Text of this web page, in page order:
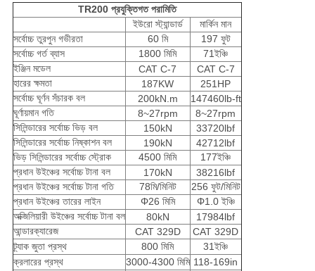
TR200 প্রযুক্তিগত পরামিতি
ইউরো স্ট্যান্ডার্ড
মার্কিন মান
সর্বোচ্চ তুরপুন গভীরতা
60 মি
197 ফুট
সর্বোচ্চ গর্ত ব্যাস
1800 মিমি
71ইঞ্চি
ইঞ্জিন মডেল
CAT C-7
CAT C-7
হারের ক্ষমতা
187KW
251HP
সর্বোচ্চ ঘূর্ণন সঁচারক বল
200kN.m
147460lb-ft
ঘূর্ণায়মান গতি
8~27rpm
8~27rpm
সিলিন্ডারের সর্বোচ্চ ভিড় বল
150kN
33720lbf
সিলিন্ডারের সর্বোচ্চ নিষ্কাশন বল
190kN
42712lbf
ভিড় সিলিন্ডারের সর্বোচ্চ স্ট্রোক
4500 মিমি
177ইঞ্চি
প্রধান উইঞ্চের সর্বোচ্চ টানা বল
170kN
38216lbf
প্রধান উইঞ্চের সর্বোচ্চ টানা গতি
78মি/মিনিট
256 ফুট/মিনিট
প্রধান উইঞ্চের তারের লাইন
Φ26 মিমি
Φ1.0 ইঞ্চি
অক্জিলিয়ারী উইঞ্চের সর্বোচ্চ টানা বল
80kN
17984lbf
আন্ডারক্যারেজ
CAT 329D
CAT 329D
ট্র্যাক জুতা প্রস্থ
800 মিমি
31ইঞ্চি
ক্রলারের প্রস্থ
3000-4300 মিমি 118-169in